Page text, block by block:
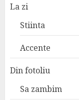
La zi
Stiinta
Accente
Din fotoliu
Sa zambim